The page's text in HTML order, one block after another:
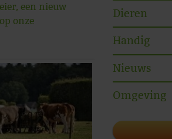
een nieuw
onze
Dieren
Handig
Nieuws
Omgeving